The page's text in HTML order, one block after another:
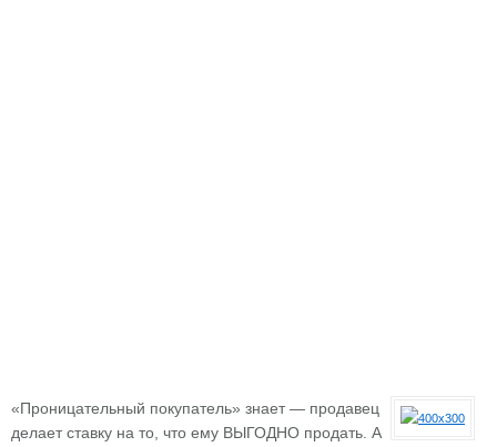
«Проницательный покупатель» знает — продавец
делает ставку на то, что ему ВЫГОДНО продать. А